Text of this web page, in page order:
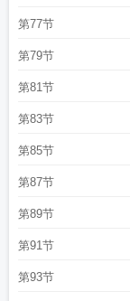
第77节
第79节
第81节
第83节
第85节
第87节
第89节
第91节
第93节